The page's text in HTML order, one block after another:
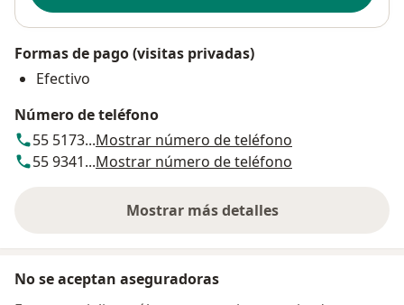
Formas de pago (visitas privadas)
Efectivo
Número de teléfono
55 5173...Mostrar número de teléfono
55 9341...Mostrar número de teléfono
Mostrar más detalles
sobre la dirección
No se aceptan aseguradoras